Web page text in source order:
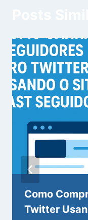
Como
Twitter